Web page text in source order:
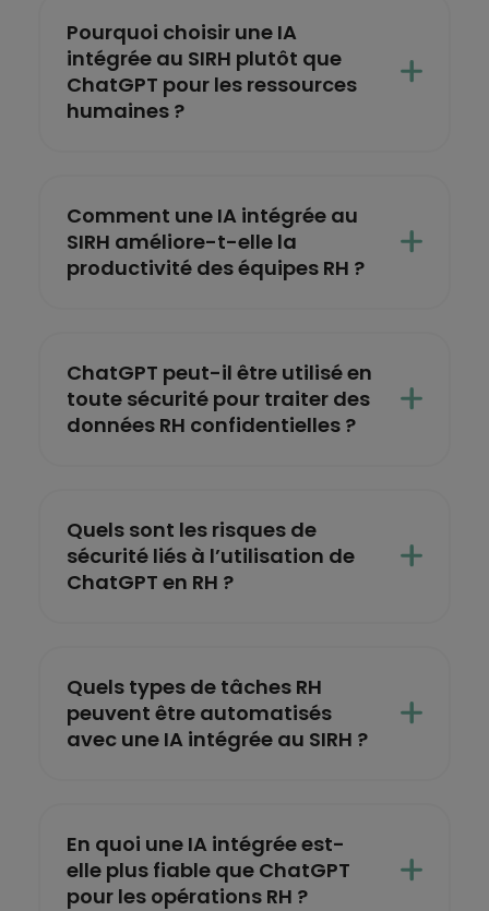
Pourquoi choisir une IA
intégrée au SIRH plutôt que
ChatGPT pour les ressources
humaines ?
Comment une IA intégrée au
SIRH améliore-t-elle la
productivité des équipes RH ?
ChatGPT peut-il être utilisé en
toute sécurité pour traiter des
données RH confidentielles ?
Quels sont les risques de
sécurité liés à l’utilisation de
ChatGPT en RH ?
Quels types de tâches RH
peuvent être automatisés
avec une IA intégrée au SIRH ?
En quoi une IA intégrée est-
elle plus fiable que ChatGPT
pour les opérations RH ?